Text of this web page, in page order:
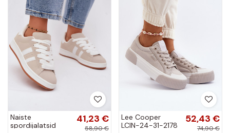
Naiste
spordijalatsid
41,23 €
58,90 €
Lee Cooper
LCIN-24-31-2178
52,43 €
74,90 €